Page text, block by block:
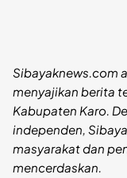
Sibayaknews.com
menyajikan berita
Kabupaten Karo.
independen,
masyarakat dan
mencerdaskan.